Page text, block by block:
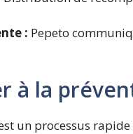
: Pepeto
à la
un processus